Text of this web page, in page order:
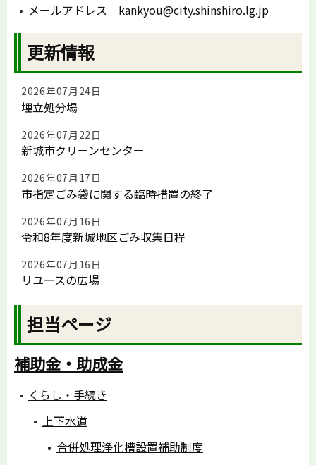
メールアドレス kankyou@city.shinshiro.lg.jp
更新情報
2026年07月24日
埋立処分場
2026年07月22日
新城市クリーンセンター
2026年07月17日
市指定ごみ袋に関する臨時措置の終了
2026年07月16日
令和8年度新城地区ごみ収集日程
2026年07月16日
リユースの広場
担当ページ
補助金・助成金
くらし・手続き
上下水道
合併処理浄化槽設置補助制度